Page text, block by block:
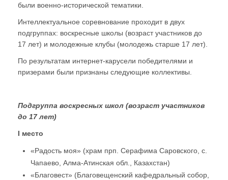
были военно-исторической тематики.
Интеллектуальное соревнование проходит в двух
подгруппах: воскресные школы (возраст участников до
17 лет) и молодежные клубы (молодежь старше 17 лет).
По результатам интернет-карусели победителями и
призерами были признаны следующие коллективы.
Подгруппа воскресных школ (возраст участников
до 17 лет)
I место
«Радость моя» (храм прп. Серафима Саровского, с.
Чапаево, Алма-Атинская обл., Казахстан)
«Благовест» (Благовещенский кафедральный собор,